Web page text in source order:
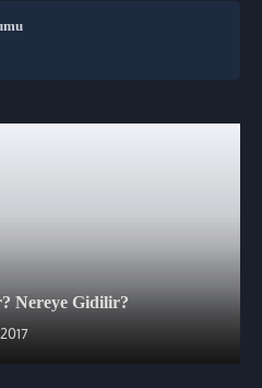
Nereye Gidilir?